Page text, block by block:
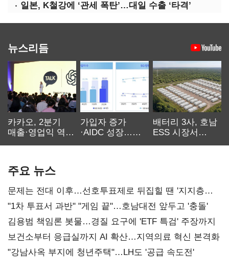
일본, K철강에 ‘관세 폭탄’…대일 수출 ‘타격’
뉴스리듬
카카오, 2분기
매출·영업익 역대
가입자 증가
·AIDC 성장…
배터리 3사, 호남
ESS 시장서
주요 뉴스
문제는 전대 이후…선호투표제로 뒤집힐 땐 '지지층
불복'
"1차 투표서 과반" "게임 끝"…호남대전 앞두고 '충돌'
김용범 책임론 봇물…경질 요구에 'ETF 특검' 주장까지
보건소부터 응급실까지 AI 확산…지역의료 혁신 본격화
"강남사옥 부지에 청년주택"…LH도 '공급 속도전'